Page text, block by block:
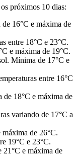
próximos 10 dias:
16°C e máxima de
entre 18°C e 23°C.
e máxima de 19°C.
Mínima de 17°C e
entre 16°C
18°C e máxima de
variando de 17°C a
de 26°C.
19°C e 23°C.
21°C e máxima de